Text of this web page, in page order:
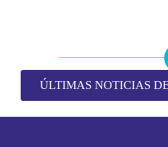
ÚLTIMAS NOTICIAS